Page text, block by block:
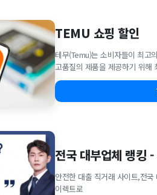
TEMU 쇼핑 할인
테무(Temu)는 소비자들이 최고
고품질의 제품을 제공하기 위해
전국 대부업체 랭킹
안전한 대출 직거래 사이트,전
이렉트로